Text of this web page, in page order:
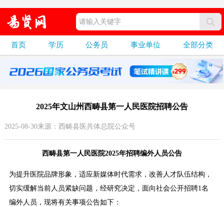
首页 学历 公务员 事业单位 全部分类
2025年文山州西畴县第一人民医院招聘公告
2025-08-30来源：西畴县医共体总院公众号
西畴县第一人民医院2025年招聘编外人员公告
为提升医院品牌形象，适应新媒体时代需求，改善人才队伍结构，
切实缓解当前人员紧缺问题，经研究决定，面向社会公开招聘1名
编外人员，现将有关事项公告如下：